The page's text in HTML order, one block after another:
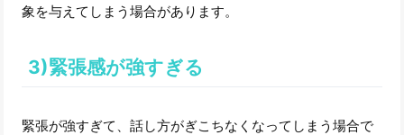
象を与えてしまう場合があります。
3)緊張感が強すぎる
緊張が強すぎて、話し方がぎこちなくなってしまう場合で